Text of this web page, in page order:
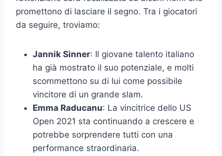
promettono di lasciare il segno. Tra i giocatori
da seguire, troviamo:
Jannik Sinner: Il giovane talento italiano
ha già mostrato il suo potenziale, e molti
scommettono su di lui come possibile
vincitore di un grande slam.
Emma Raducanu: La vincitrice dello US
Open 2021 sta continuando a crescere e
potrebbe sorprendere tutti con una
performance straordinaria.